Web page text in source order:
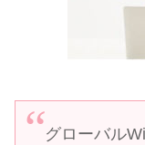
グローバル